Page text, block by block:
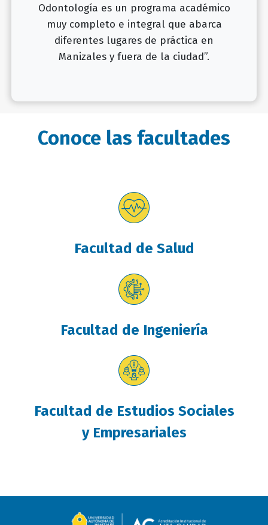
Odontología es un programa académico
muy completo e integral que abarca
diferentes lugares de práctica en
Manizales y fuera de la ciudad”.
Conoce las facultades
Facultad de Salud
Facultad de Ingeniería
Facultad de Estudios Sociales
y Empresariales